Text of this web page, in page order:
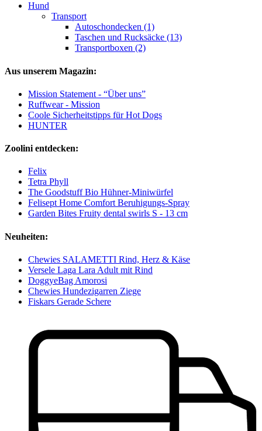
Hund
Transport
Autoschondecken (1)
Taschen und Rucksäcke (13)
Transportboxen (2)
Aus unserem Magazin:
Mission Statement - “Über uns”
Ruffwear - Mission
Coole Sicherheitstipps für Hot Dogs
HUNTER
Zoolini entdecken:
Felix
Tetra Phyll
The Goodstuff Bio Hühner-Miniwürfel
Felisept Home Comfort Beruhigungs-Spray
Garden Bites Fruity dental swirls S - 13 cm
Neuheiten:
Chewies SALAMETTI Rind, Herz & Käse
Versele Laga Lara Adult mit Rind
DoggyeBag Amorosi
Chewies Hundezigarren Ziege
Fiskars Gerade Schere